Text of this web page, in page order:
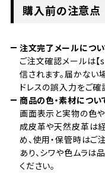
購入前の注意点
注文完了メールにつ
ご注文確認メールは
信されます。届かない
ドレスの誤入力をご確
商品の色・素材につい
画面表示と実物の色
成皮革や天然皮革は
め、使用・保管時はご
あり、シワや色ムラは
ください。